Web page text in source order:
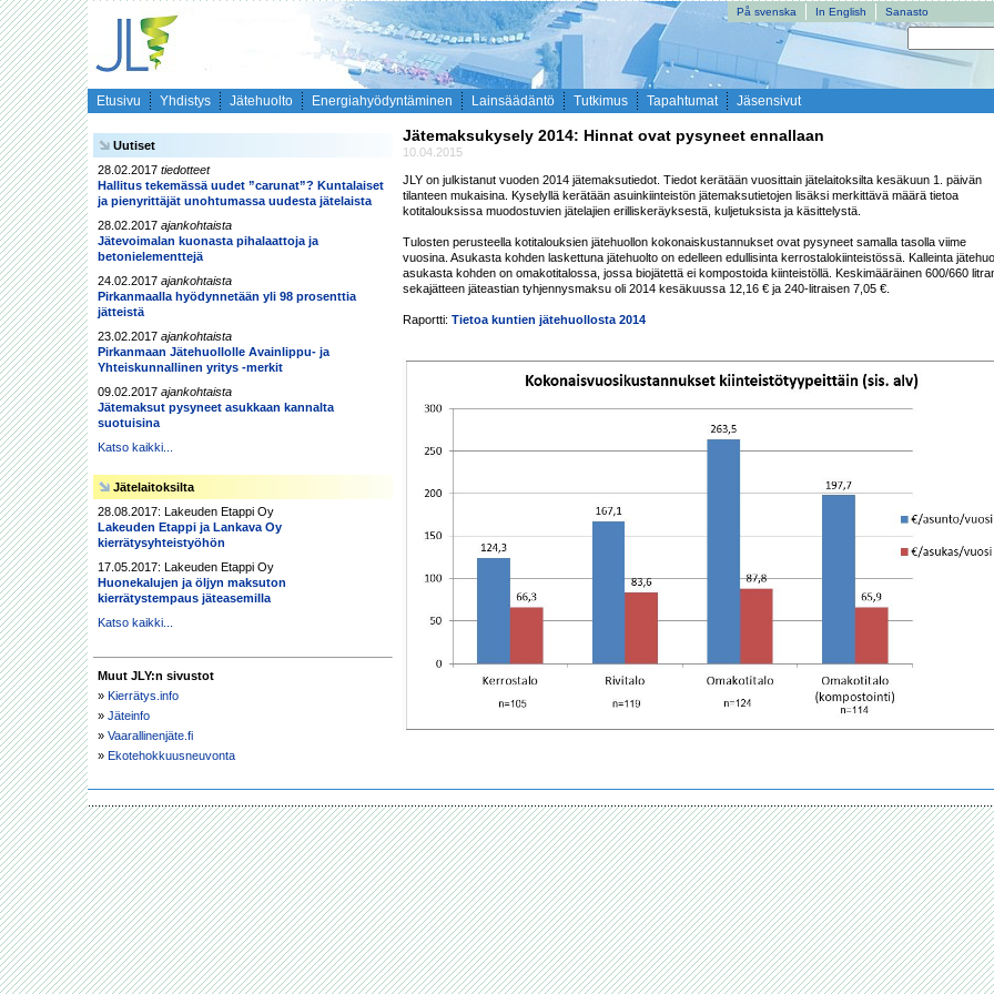
På svenska In English Sanasto
Etusivu Yhdistys Jätehuolto Energiahyödyntäminen Lainsäädäntö Tutkimus Tapahtumat Jäsensivut
Uutiset
28.02.2017 tiedotteet
Hallitus tekemässä uudet ”carunat”? Kuntalaiset
ja pienyrittäjät unohtumassa uudesta jätelaista
28.02.2017 ajankohtaista
Jätevoimalan kuonasta pihalaattoja ja
betonielementtejä
24.02.2017 ajankohtaista
Pirkanmaalla hyödynnetään yli 98 prosenttia
jätteistä
23.02.2017 ajankohtaista
Pirkanmaan Jätehuollolle Avainlippu- ja
Yhteiskunnallinen yritys -merkit
09.02.2017 ajankohtaista
Jätemaksut pysyneet asukkaan kannalta
suotuisina
Katso kaikki...
Jätelaitoksilta
28.08.2017: Lakeuden Etappi Oy
Lakeuden Etappi ja Lankava Oy
kierrätysyhteistyöhön
17.05.2017: Lakeuden Etappi Oy
Huonekalujen ja öljyn maksuton
kierrätystempaus jäteasemilla
Katso kaikki...
Muut JLY:n sivustot
» Kierrätys.info
» Jäteinfo
» Vaarallinenjäte.fi
» Ekotehokkuusneuvonta
Jätemaksukysely 2014: Hinnat ovat pysyneet ennallaan
10.04.2015
JLY on julkistanut vuoden 2014 jätemaksutiedot. Tiedot kerätään vuosittain jätelaitoksilta kesäkuun 1. päivän
tilanteen mukaisina. Kyselyllä kerätään asuinkiinteistön jätemaksutietojen lisäksi merkittävä määrä tietoa
kotitalouksissa muodostuvien jätelajien erilliskeräyksestä, kuljetuksista ja käsittelystä.
Tulosten perusteella kotitalouksien jätehuollon kokonaiskustannukset ovat pysyneet samalla tasolla viime
vuosina. Asukasta kohden laskettuna jätehuolto on edelleen edullisinta kerrostalokiinteistössä. Kalleinta
asukasta kohden on omakotitalossa, jossa biojätettä ei kompostoida kiinteistöllä. Keskimääräinen 600/660
sekajätteen jäteastian tyhjennysmaksu oli 2014 kesäkuussa 12,16 € ja 240-litraisen 7,05 €.
Raportti: Tietoa kuntien jätehuollosta 2014